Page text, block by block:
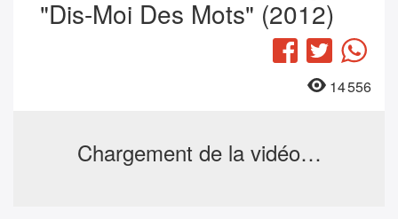
"Dis-Moi Des Mots" (2012)
Facebook
Twitter
14 556
Chargement de la vidéo…